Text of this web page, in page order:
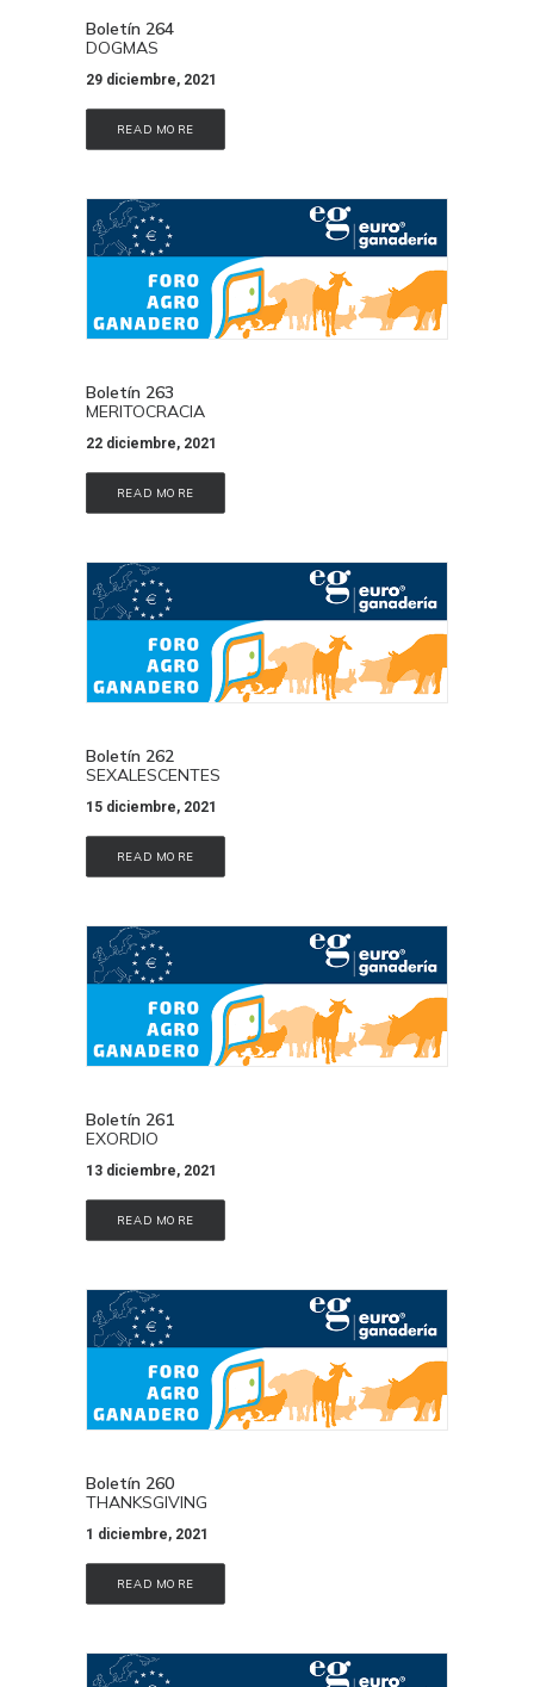
Boletín 264
DOGMAS
29 diciembre, 2021
READ MORE
Boletín 263
MERITOCRACIA
22 diciembre, 2021
READ MORE
Boletín 262
SEXALESCENTES
15 diciembre, 2021
READ MORE
Boletín 261
EXORDIO
13 diciembre, 2021
READ MORE
Boletín 260
THANKSGIVING
1 diciembre, 2021
READ MORE